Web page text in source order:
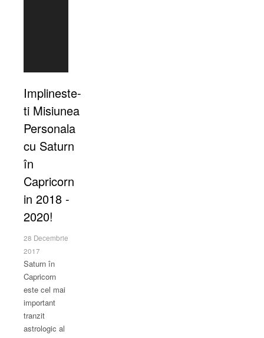
Implineste-
ti Misiunea
Personala
cu Saturn
în
Capricorn
in 2018 -
2020!
28 Decembrie
2017
Saturn în
Capricorn
este cel mai
important
tranzit
astrologic al